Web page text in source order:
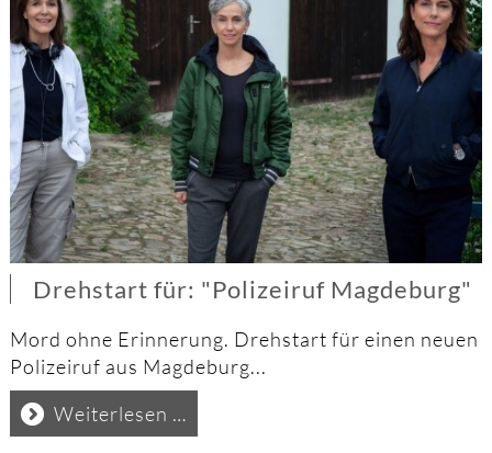
Drehstart für: "Polizeiruf Magdeburg"
Mord ohne Erinnerung. Drehstart für einen neuen
Polizeiruf aus Magdeburg...
Weiterlesen …
für: